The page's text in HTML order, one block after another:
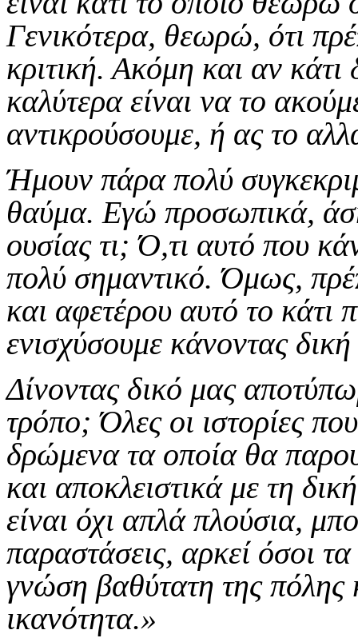
Γενικότερα, θεωρώ, ότι
κριτική. Ακόμη και αν
καλύτερα είναι να το
αντικρούσουμε, ή ας το
Ήμουν πάρα πολύ
θαύμα. Εγώ προσωπικά,
ουσίας τι; Ό,τι αυτό που
πολύ σημαντικό. Όμως,
και αφετέρου αυτό το
ενισχύσουμε κάνοντας
Δίνοντας δικό μας
τρόπο; Όλες οι ιστορίες
δρώμενα τα οποία θα
και αποκλειστικά με τη
είναι όχι απλά πλούσια,
παραστάσεις, αρκεί όσοι
γνώση βαθύτατη της πόλης
ικανότητα.»